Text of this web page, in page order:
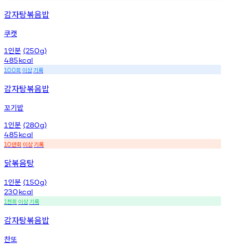
감자탕볶음밥
쿠캣
1 인분 (250g)
485kcal
100회 이상기록
감자탕볶음밥
꼬기밥
1 인분 (280g)
485kcal
10만회 이상기록
닭볶음탕
1 인분 (150g)
230kcal
1천회 이상기록
감자탕볶음밥
찬또